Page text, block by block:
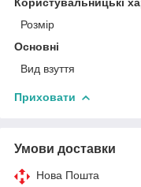
Розмір
Основні
Вид взуття
Приховати
Умови доставки
Нова Пошта